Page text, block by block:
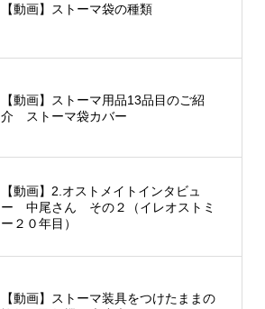
【動画】ストーマ袋の種類
【動画】ストーマ用品13品目のご紹
介 ストーマ袋カバー
【動画】2.オストメイトインタビュ
ー 中尾さん その２（イレオストミ
ー２０年目）
【動画】ストーマ装具をつけたままの